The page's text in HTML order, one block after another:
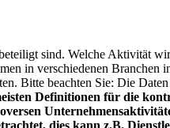
sind. Welche Aktivität
in verschiedenen Branchen
Bitte beachten Sie: Die
Definitionen für die
dies kann z.B.